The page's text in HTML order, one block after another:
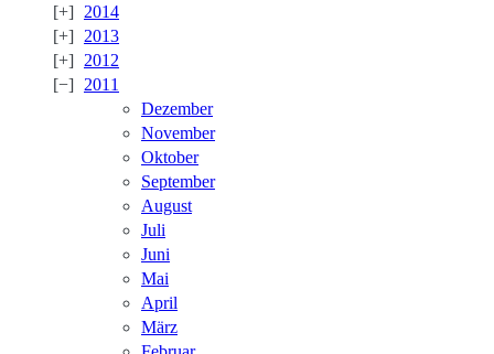
2014
2013
2012
2011
Dezember
November
Oktober
September
August
Juli
Juni
Mai
April
März